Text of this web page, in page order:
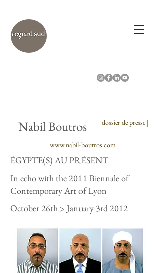
Nabil Boutros dossier de presse |
www.nabil-boutros.com
ÉGYPTE(S) AU PRÉSENT
In echo with the 2011 Biennale of
Contemporary Art of Lyon
October 26th > January 3rd 2012